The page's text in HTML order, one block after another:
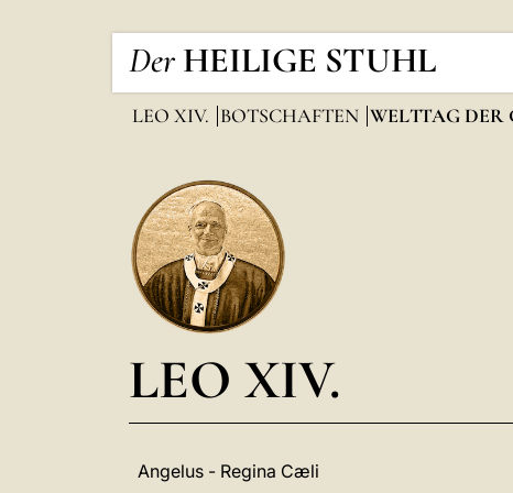
Der HEILIGE STUHL
LEO XIV. BOTSCHAFTEN WELTTAG DER
LEO XIV.
Angelus - Regina Cæli